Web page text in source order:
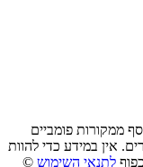
ממקורות פומביים
אין במידע כדי להוות
לתנאי השימוש ©